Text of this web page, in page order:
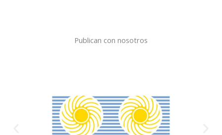
Publican con nosotros